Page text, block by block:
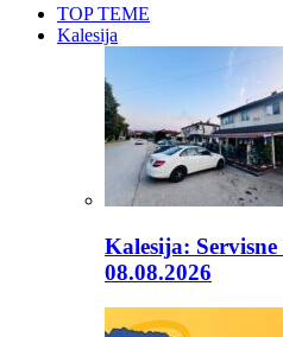
TOP TEME
Kalesija
Kalesija:
08.08.2026